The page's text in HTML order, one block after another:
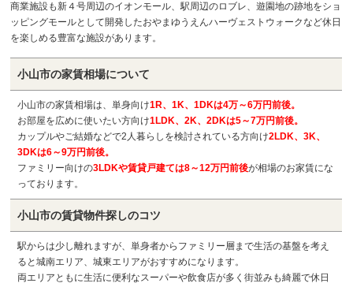
商業施設も新４号周辺のイオンモール、駅周辺のロブレ、遊園地の跡地をショ
ッピングモールとして開発したおやまゆうえんハーヴェストウォークなど休日
を楽しめる豊富な施設があります。
小山市の家賃相場について
小山市の家賃相場は、単身向け1R、1K、1DKは4万～6万円前後。
お部屋を広めに使いたい方向け1LDK、2K、2DKは5～7万円前後。
カップルやご結婚などで2人暮らしを検討されている方向け2LDK、3K、
3DKは6～9万円前後。
ファミリー向けの3LDKや賃貸戸建ては8～12万円前後が相場のお家賃にな
っております。
小山市の賃貸物件探しのコツ
駅からは少し離れますが、単身者からファミリー層まで生活の基盤を考え
ると城南エリア、城東エリアがおすすめになります。
両エリアともに生活に便利なスーパーや飲食店が多く街並みも綺麗で休日